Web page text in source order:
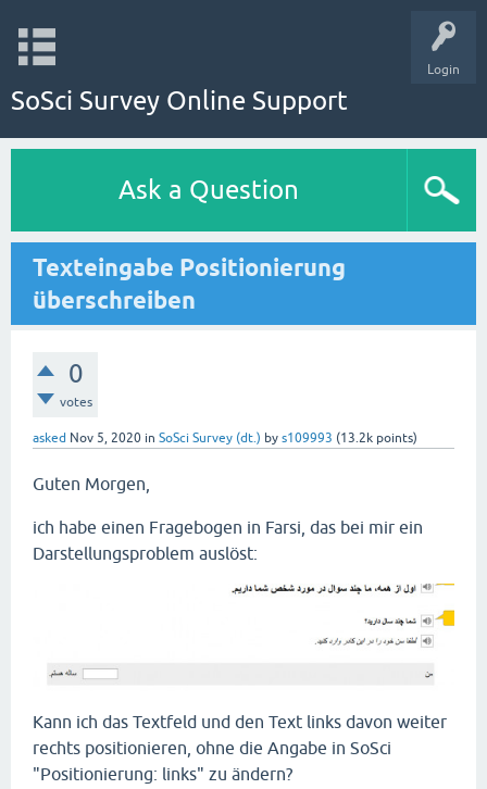
Login
SoSci Survey Online Support
Ask a Question
Texteingabe Positionierung
überschreiben
0
votes
asked Nov 5, 2020 in SoSci Survey (dt.) by s109993 (13.2k points)
Guten Morgen,
ich habe einen Fragebogen in Farsi, das bei mir ein
Darstellungsproblem auslöst:
Kann ich das Textfeld und den Text links davon weiter
rechts positionieren, ohne die Angabe in SoSci
"Positionierung: links" zu ändern?